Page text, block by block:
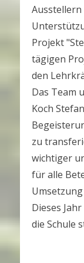
Ausstellern
Projekt
tägigen
den
Das Team
Koch
zu
wichtiger
für alle
Dieses
die Schule